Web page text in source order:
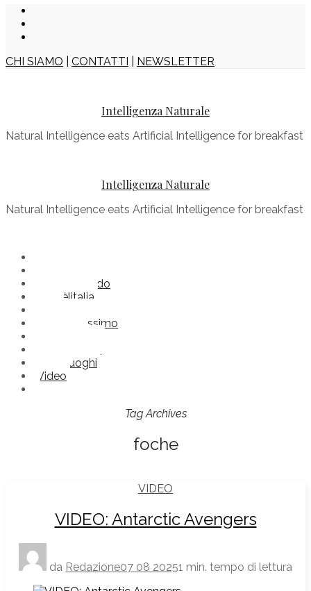
CHI SIAMO CONTATTI NEWSLETTER
Intelligenza Naturale
Natural Intelligence eats Artificial Intelligence for breakfast
Intelligenza Naturale
Natural Intelligence eats Artificial Intelligence for breakfast
Comèilmondo
Comèlitalia
Futuroprossimo
Straniluoghi
Video
Tag Archives
foche
VIDEO
VIDEO: Antarctic Avengers
da Redazione07 08 20251 min. tempo di lettura